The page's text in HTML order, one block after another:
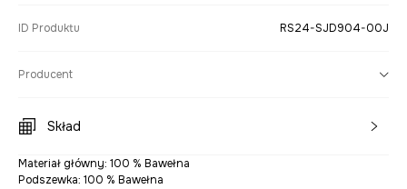
ID Produktu RS24-SJD904-00J
Producent
Skład
Materiał główny: 100 % Bawełna
Podszewka: 100 % Bawełna